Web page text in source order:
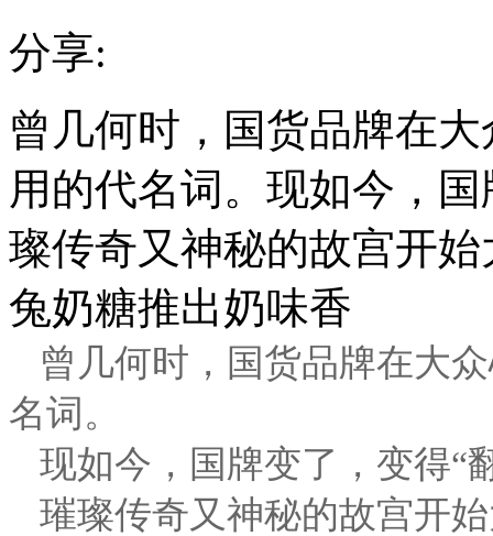
分享:
曾几何时，国货品牌在
用的代名词。现如今，
璨传奇又神秘的故宫开
兔奶糖推出奶味香
曾几何时，国货品牌在大
名词。
现如今，国牌变了，变得“
璀璨传奇又神秘的故宫开